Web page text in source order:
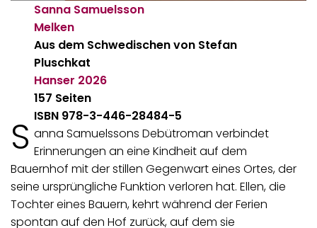
Sanna Samuelsson
Melken
Aus dem Schwedischen von Stefan
Pluschkat
Hanser 2026
157 Seiten
ISBN 978-3-446-28484-5
S anna Samuelssons Debütroman verbindet
Erinnerungen an eine Kindheit auf dem
Bauernhof mit der stillen Gegenwart eines Ortes, der
seine ursprüngliche Funktion verloren hat. Ellen, die
Tochter eines Bauern, kehrt während der Ferien
spontan auf den Hof zurück, auf dem sie